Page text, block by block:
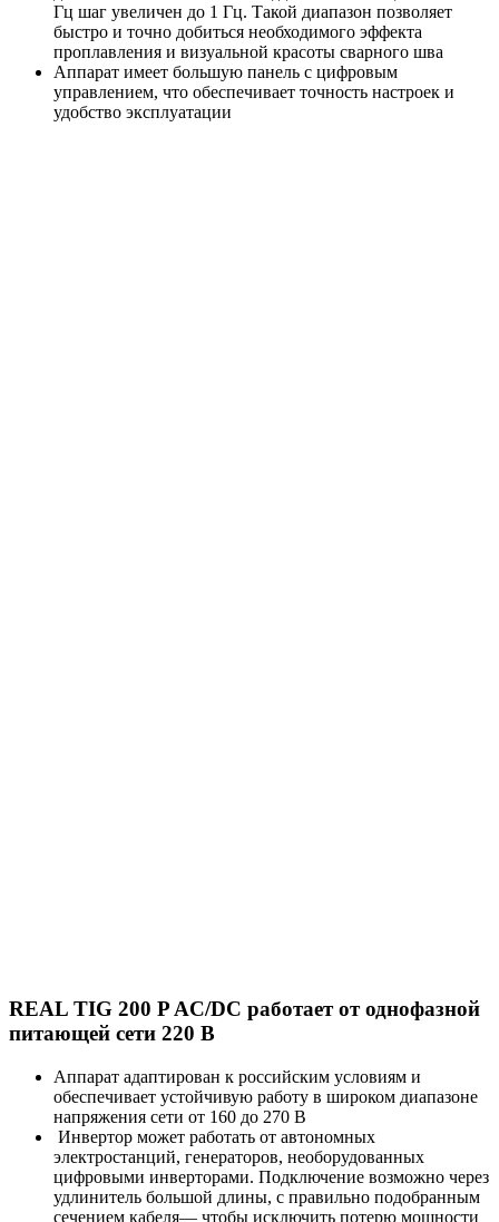
Гц шаг увеличен до 1 Гц. Такой диапазон позволяет
быстро и точно добиться необходимого эффекта
проплавления и визуальной красоты сварного шва
Аппарат имеет большую панель с цифровым
управлением, что обеспечивает точность настроек и
удобство эксплуатации
REAL TIG 200 P AC/DC работает от однофазной
питающей сети 220 В
Аппарат адаптирован к российским условиям и
обеспечивает устойчивую работу в широком диапазоне
напряжения сети от 160 до 270 В
Инвертор может работать от автономных
электростанций, генераторов, необорудованных
цифровыми инверторами. Подключение возможно через
удлинитель большой длины, с правильно подобранным
сечением кабеля— чтобы исключить потерю мощности